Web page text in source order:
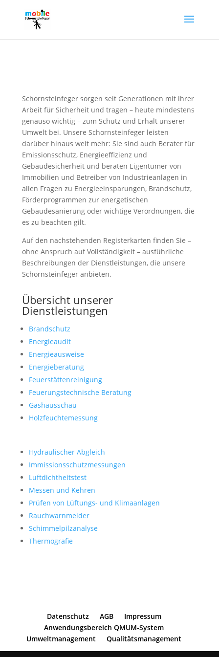
Schornsteinfeger sorgen seit Generationen mit ihrer
Arbeit für Sicherheit und tragen – heute mindestens
genauso wichtig – zum Schutz und Erhalt unserer
Umwelt bei. Unsere Schornsteinfeger leisten
darüber hinaus weit mehr: Sie sind auch Berater für
Emissionsschutz, Energieeffizienz und
Gebäudesicherheit und beraten Eigentümer von
Immobilien und Betreiber von Industrieanlagen in
allen Fragen zu Energieeinsparungen, Brandschutz,
Förderprogrammen zur energetischen
Gebäudesanierung oder wichtige Verordnungen, die
es zu beachten gilt.
Auf den nachstehenden Registerkarten finden Sie –
ohne Anspruch auf Vollständigkeit – ausführliche
Beschreibungen der Dienstleistungen, die unsere
Schornsteinfeger anbieten.
Übersicht unserer
Dienstleistungen
Brandschutz
Energieaudit
Energieausweise
Energieberatung
Feuerstättenreinigung
Feuerungstechnische Beratung
Gashausschau
Holzfeuchtemessung
Hydraulischer Abgleich
Immissionsschutzmessungen
Luftdichtheitstest
Messen und Kehren
Prüfen von Lüftungs- und Klimaanlagen
Rauchwarnmelder
Schimmelpilzanalyse
Thermografie
Datenschutz AGB
Impressum
Anwendungsbereich QMUM-System
Umweltmanagement
Qualitätsmanagement